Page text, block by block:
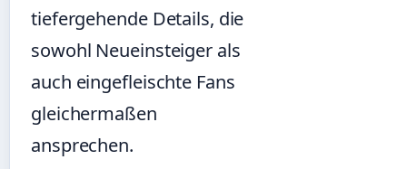
tiefergehende Details, die
sowohl Neueinsteiger als
auch eingefleischte Fans
gleichermaßen
ansprechen.